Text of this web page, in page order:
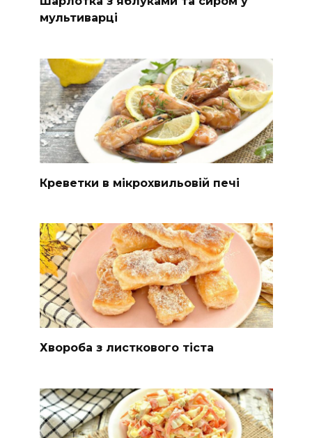
мультиварці
Креветки в мікрохвильовій печі
Хвороба з листкового тіста